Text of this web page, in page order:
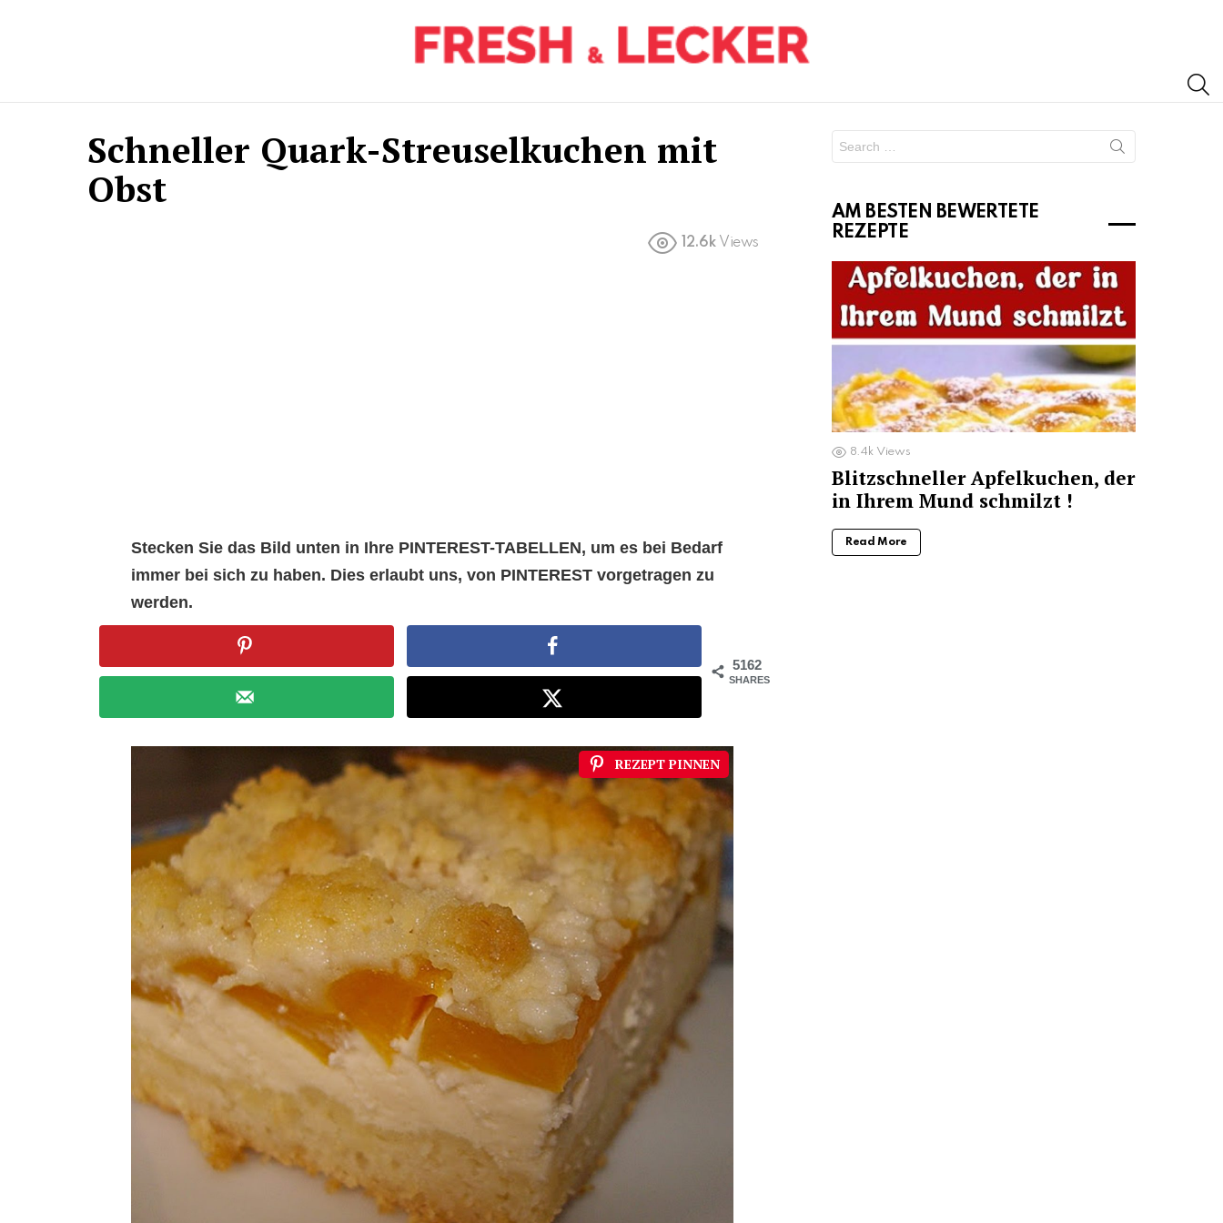
Schneller Quark-Streuselkuchen mit
Obst
12.6k Views
Stecken Sie das Bild unten in Ihre PINTEREST-TABELLEN, um es bei Bedarf
immer bei sich zu haben. Dies erlaubt uns, von PINTEREST vorgetragen zu
werden.
5162
SHARES
REZEPT PINNEN
for:
AM BESTEN BEWERTETE
REZEPTE
8.4k Views
Blitzschneller Apfelkuchen, der
in Ihrem Mund schmilzt !
Read More